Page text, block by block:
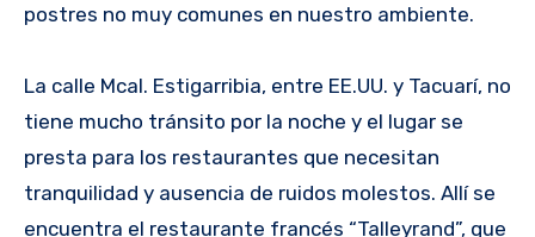
postres no muy comunes en nuestro ambiente.
La calle Mcal. Estigarribia, entre EE.UU. y Tacuarí, no
tiene mucho tránsito por la noche y el lugar se
presta para los restaurantes que necesitan
tranquilidad y ausencia de ruidos molestos. Allí se
encuentra el restaurante francés “Talleyrand”, que